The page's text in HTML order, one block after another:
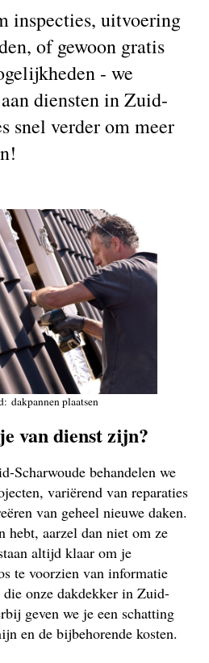
inspecties, uitvoering
of gewoon gratis
- we
diensten in Zuid-
snel verder om meer
dakpannen plaatsen
van dienst zijn?
Scharwoude behandelen we
variërend van reparaties
van geheel nieuwe daken.
hebt, aarzel dan niet om ze
altijd klaar om je
te voorzien van informatie
onze dakdekker in Zuid-
geven we je een schatting
en de bijbehorende kosten.